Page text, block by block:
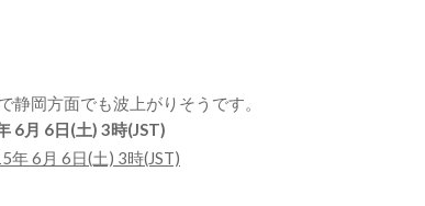
静岡方面でも波上がりそうです。
6月 6日(土) 3時(JST)